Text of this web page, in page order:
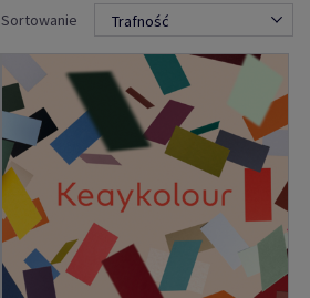
Sortowanie Trafność